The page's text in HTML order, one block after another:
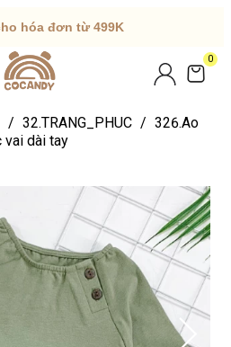
hóa đơn từ 499K
0
/ 32.TRANG_PHUC / 326.Ao
vai dài tay